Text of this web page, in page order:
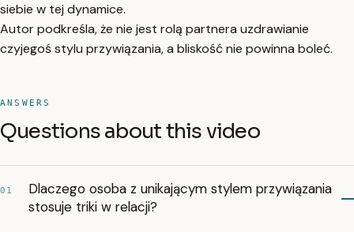
siebie w tej dynamice.
Autor podkreśla, że nie jest rolą partnera uzdrawianie
czyjegoś stylu przywiązania, a bliskość nie powinna boleć.
ANSWERS
Questions about this video
01
Dlaczego osoba z unikającym stylem przywiązania
stosuje triki w relacji?